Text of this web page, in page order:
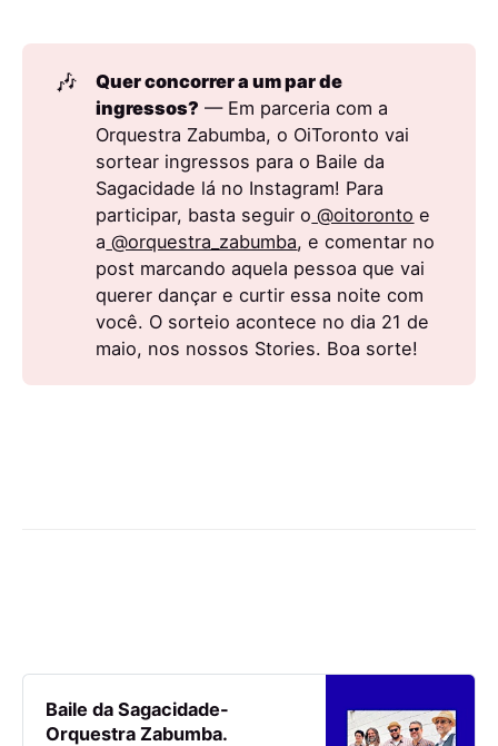
🎶
Quer concorrer a um par de
ingressos? — Em parceria com a
Orquestra Zabumba, o OiToronto vai
sortear ingressos para o Baile da
Sagacidade lá no Instagram! Para
participar, basta seguir o @oitoronto e
a @orquestra_zabumba, e comentar no
post marcando aquela pessoa que vai
querer dançar e curtir essa noite com
você. O sorteio acontece no dia 21 de
maio, nos nossos Stories. Boa sorte!
Baile da Sagacidade-
Orquestra Zabumba.